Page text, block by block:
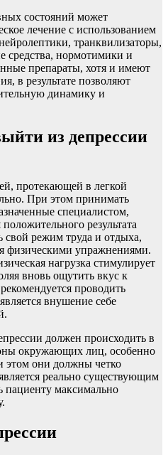
состояний может
лечение с использованием
транквилизаторы,
средства, нормотимики и
препараты, хотя и имеют
в результате позволяют
динамику и
из депрессии
протекающей в легкой
При этом принимать
специалистом,
результата
свой режим труда и отдыха,
физическими упражнениями.
нагрузка стимулирует
вновь ощутить вкус к
проводить
внушение себе
должен происходить в
окружающих лиц, особенно
этом они должны четко
реально существующим
пациенту максимально